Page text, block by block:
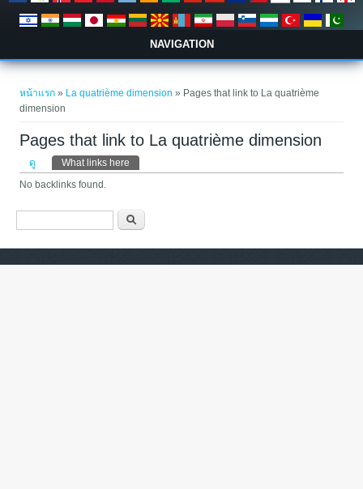
NAVIGATION
หน้าแรก » La quatrième dimension » Pages that link to La quatrième
dimension
Pages that link to La quatrième dimension
Primary tabs
ดู What links here
No backlinks found.